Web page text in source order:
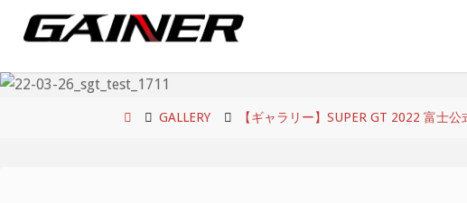
ン
ホ
GALLERY 【ギャラリー】SUPER GT 2022 富士公